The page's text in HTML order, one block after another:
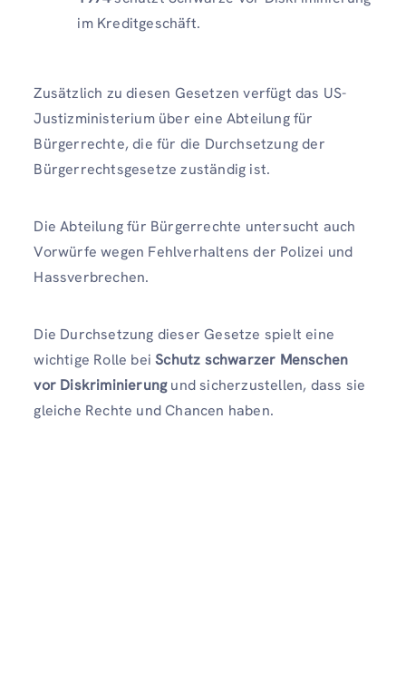
im Kreditgeschäft.
Zusätzlich zu diesen Gesetzen verfügt das US-
Justizministerium über eine Abteilung für
Bürgerrechte, die für die Durchsetzung der
Bürgerrechtsgesetze zuständig ist.
Die Abteilung für Bürgerrechte untersucht auch
Vorwürfe wegen Fehlverhaltens der Polizei und
Hassverbrechen.
Die Durchsetzung dieser Gesetze spielt eine
wichtige Rolle beiSchutz schwarzer Menschen
vor Diskriminierungund sicherzustellen, dass sie
gleiche Rechte und Chancen haben.